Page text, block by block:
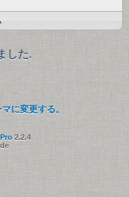
した.
に変更する。
2.2.4